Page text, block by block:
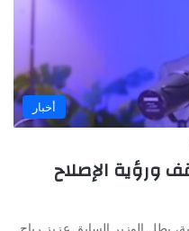
أخبار
ورؤية الإصلاح
يطل الوزير السابق عزيز رباح